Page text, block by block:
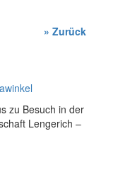
» Zurück
zu Besuch in der
Lengerich –